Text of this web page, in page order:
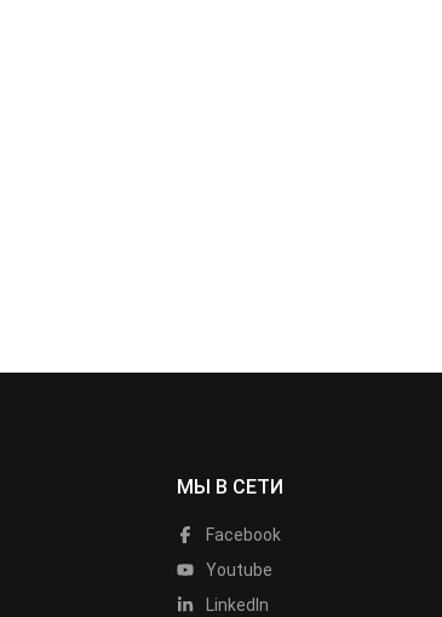
МЫ В СЕТИ
Facebook
Youtube
LinkedIn